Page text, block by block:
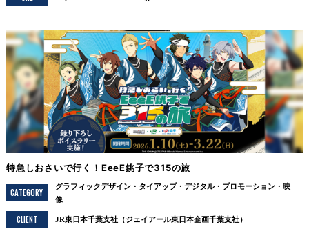
特急しおさいで行く！EeeE銚子で315の旅
CATEGORY
グラフィックデザイン タイアップ デジタル プロモーション
映
像
CLIENT JR東日本千葉支社（ジェイアール東日本企画千葉支社）